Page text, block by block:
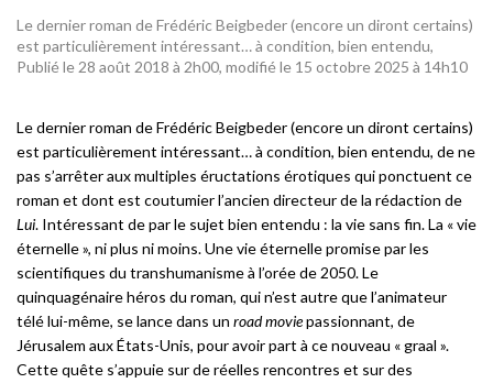
Le dernier roman de Frédéric Beigbeder (encore un diront certains)
est particulièrement intéressant… à condition, bien entendu,
Publié le 28 août 2018 à 2h00, modifié le 15 octobre 2025 à 14h10
Le dernier roman de Frédéric Beigbeder (encore un diront certains)
est particulièrement intéressant… à condition, bien entendu, de ne
pas s’arrêter aux multiples éructations érotiques qui ponctuent ce
roman et dont est coutumier l’ancien directeur de la rédaction de
Lui. Intéressant de par le sujet bien entendu : la vie sans fin. La « vie
éternelle », ni plus ni moins. Une vie éternelle promise par les
scientifiques du transhumanisme à l’orée de 2050. Le
quinquagénaire héros du roman, qui n’est autre que l’animateur
télé lui-même, se lance dans un road moviepassionnant, de
Jérusalem aux États-Unis, pour avoir part à ce nouveau « graal ».
Cette quête s’appuie sur de réelles rencontres et sur des